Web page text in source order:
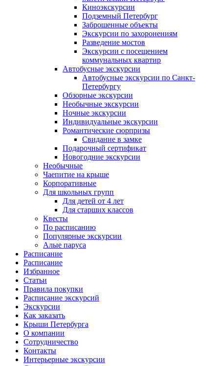
Киноэкскурсии
Подземный Петербург
Заброшенные объекты
Экскурсии по захоронениям
Разведение мостов
Экскурсии с посещением
коммунальных квартир
Автобусные экскурсии
Автобусные экскурсии по Санкт-
Петербургу
Обзорные экскурсии
Необычные экскурсии
Ночные экскурсии
Индивидуальные экскурсии
Романтические сюрпризы
Свидание в замке
Подарочный сертификат
Новогодние экскурсии
Необычные
Чаепитие на крыше
Корпоративные
Для школьных групп
Для детей от 4 лет
Для старших классов
Квесты
По расписанию
Популярные экскурсии
Алые паруса
Расписание
Расписание
Избранное
Статьи
Правила покупки
Расписание экскурсий
Экскурсии
Как заказать
Крыши Петербурга
О компании
Сотрудничество
Контакты
Интерьерные экскурсии